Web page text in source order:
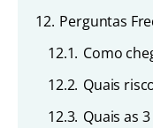
12. Perguntas
12.1. Como
12.2. Quais
12.3. Quais as